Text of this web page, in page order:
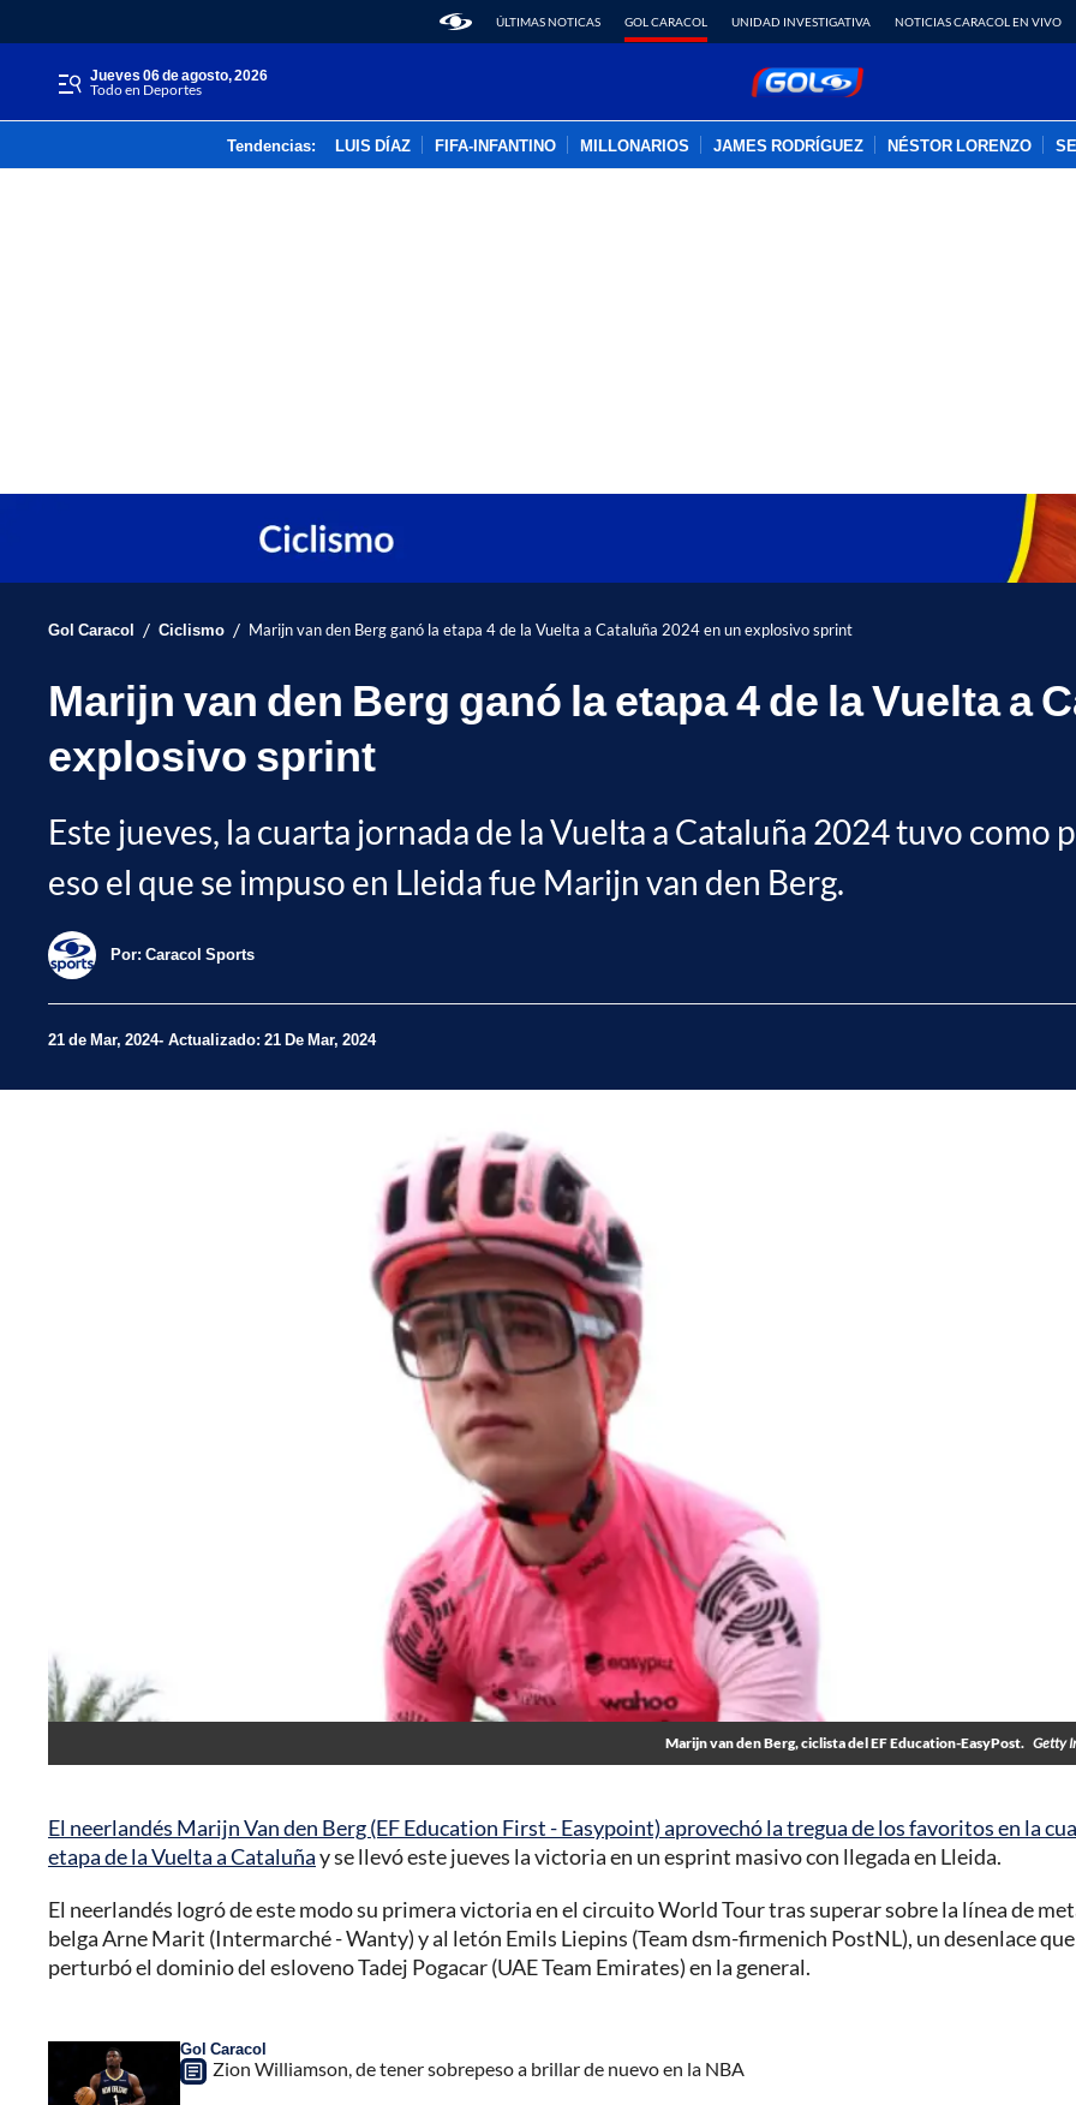
ÚLTIMAS NOTICAS GOL CARACOL UNIDAD INVESTIGATIVA NOTICIAS CARACOL EN VIVO
jueves 06 de agosto, 2026
Todo en Deportes
Tendencias: LUIS DÍAZ FIFA-INFANTINO MILLONARIOS JAMES RODRÍGUEZ NÉSTOR LORENZO
Gol Caracol / Ciclismo / Marijn van den Berg ganó la etapa 4 de la Vuelta a Cataluña 2024 en un explosivo sprint
Marijn van den Berg ganó la etapa 4 de la Vuelta a
explosivo sprint
Este jueves, la cuarta jornada de la Vuelta a Cataluña 2024 tuvo como
eso el que se impuso en Lleida fue Marijn van den Berg.
Por: Caracol Sports
21 de Mar, 2024 Actualizado: 21 De Mar, 2024
Marijn van den Berg, ciclista del EF Education-EasyPost. Getty
El neerlandés Marijn Van den Berg (EF Education First - Easypoint) aprovechó la tregua de los favoritos en la
etapa de la Vuelta a Cataluñay se llevó este jueves la victoria en un esprint masivo con llegada en Lleida.
El neerlandés logró de este modo su primera victoria en el circuito World Tour tras superar sobre la línea de
belga Arne Marit (Intermarché - Wanty) y al letón Emils Liepins (Team dsm-firmenich PostNL), un desenlace
perturbó el dominio del esloveno Tadej Pogacar (UAE Team Emirates) en la general.
Gol Caracol
Zion Williamson, de tener sobrepeso a brillar de nuevo en la NBA